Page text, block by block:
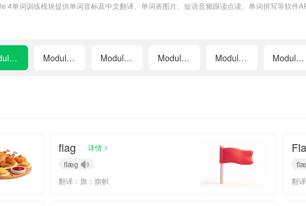
4单词训练模块提供单词音标及中文翻译、单词表图片、短语音频跟读点读、单词拼写等软件
Module 4 Module 5 Module 6 Module 7 Module 8 Module 9
flag 详情 >
flæɡ
翻译：旗；旗帜
翻